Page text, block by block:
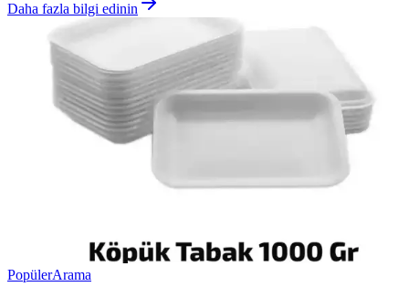
Daha fazla bilgi edinin
PopülerArama